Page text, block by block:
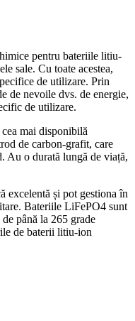
pentru bateriile litiu-
sale. Cu toate acestea,
de utilizare. Prin
de nevoile dvs. de energie,
de utilizare.
mai disponibilă
de carbon-grafit, care
Au o durată lungă de viață,
excelentă și pot gestiona în
Bateriile LiFePO4 sunt
până la 265 grade
de baterii litiu-ion